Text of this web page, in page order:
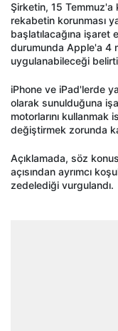
Şirketin, 15 Temmuz'a
rekabetin korunması
başlatılacağına işaret
durumunda Apple'a 4
uygulanabileceği
iPhone ve iPad'lerde
olarak sunulduğuna
motorlarını kullanmak
değiştirmek zorunda
Açıklamada, söz
açısından ayrımcı
zedelediği vurgulandı.